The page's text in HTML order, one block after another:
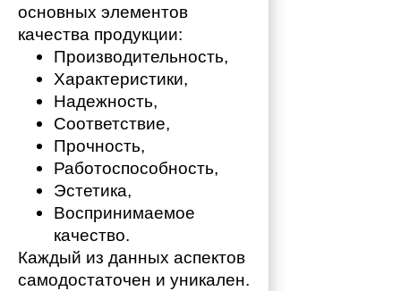
основных элементов
качества продукции:
Производительность,
Характеристики,
Надежность,
Соответствие,
Прочность,
Работоспособность,
Эстетика,
Воспринимаемое
качество.
Каждый из данных аспектов
самодостаточен и уникален.